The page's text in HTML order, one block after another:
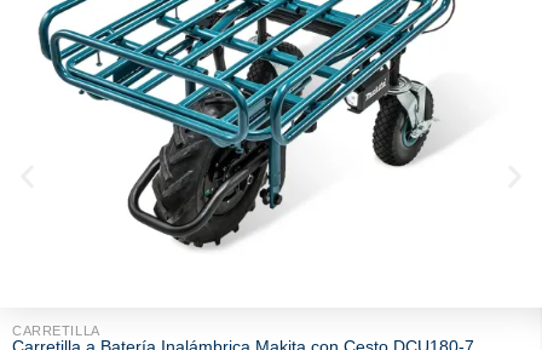
CARRETILLA
Carretilla a Batería Inalámbrica Makita con Cesto DCU180-7